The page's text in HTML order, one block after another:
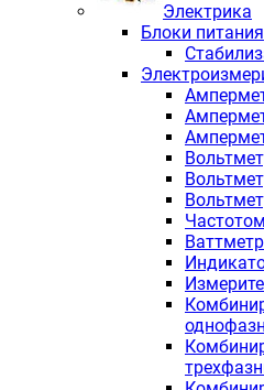
Электрика
Блоки питания